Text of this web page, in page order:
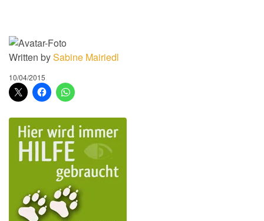
Written bySabine Mairiedl
10/04/2015